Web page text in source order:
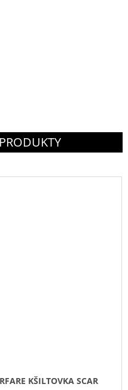
KŠILTOVKA SCAR